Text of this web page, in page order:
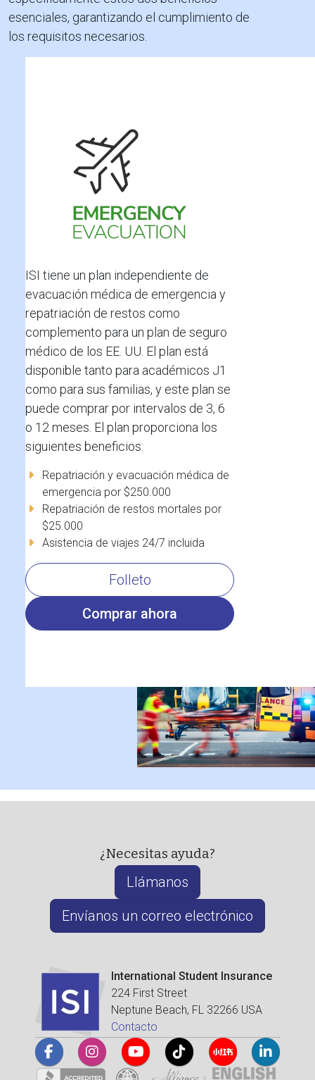
esenciales, garantizando el cumplimiento de
los requisitos necesarios.
ISI tiene un plan independiente de
evacuación médica de emergencia y
repatriación de restos como
complemento para un plan de seguro
médico de los EE. UU. El plan está
disponible tanto para académicos J1
como para sus familias, y este plan se
puede comprar por intervalos de 3, 6
o 12 meses. El plan proporciona los
siguientes beneficios:
Repatriación y evacuación médica de
emergencia por $250.000
Repatriación de restos mortales por
$25.000
Asistencia de viajes 24/7 incluida
Folleto
Comprar ahora
¿Necesitas ayuda?
Llámanos
Envíanos un correo electrónico
International Student Insurance
224 First Street
Neptune Beach, FL 32266 USA
Contacto